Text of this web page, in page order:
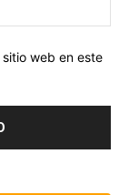
web en este